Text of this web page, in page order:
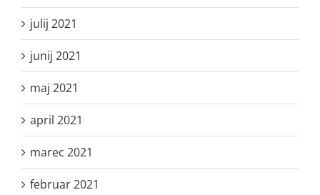
julij 2021
junij 2021
maj 2021
april 2021
marec 2021
februar 2021